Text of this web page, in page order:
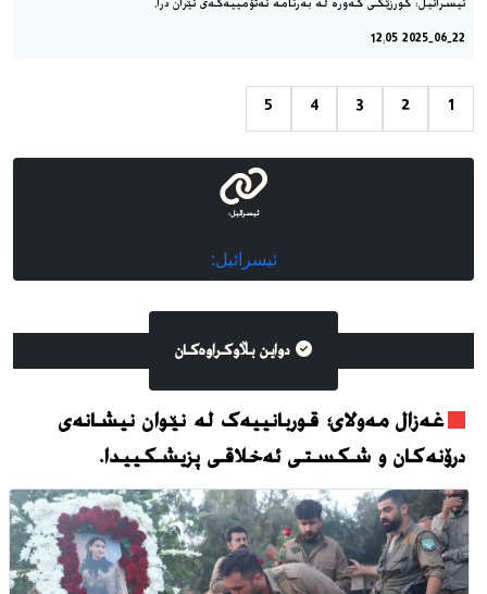
2025-06-22 12:05
1
2
3
4
5
‎ئیسرائیل:
دواین بڵاوکراوه‌کان
غەزال مەولای؛ قوربانییەک لە نێوان نیشانەی
درۆنەکان و شکستی ئەخلاقی پزیشکییدا.